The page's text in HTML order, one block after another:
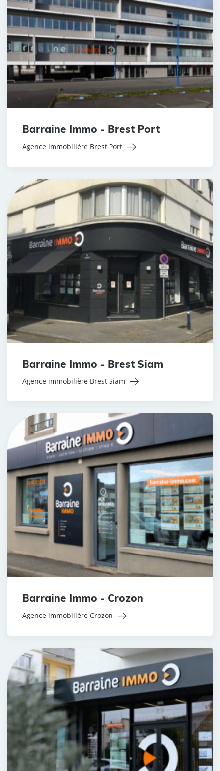
Barraine Immo - Brest Port
Agence immobilière Brest Port
Barraine Immo - Brest Siam
Agence immobilière Brest Siam
Barraine Immo - Crozon
Agence immobilière Crozon